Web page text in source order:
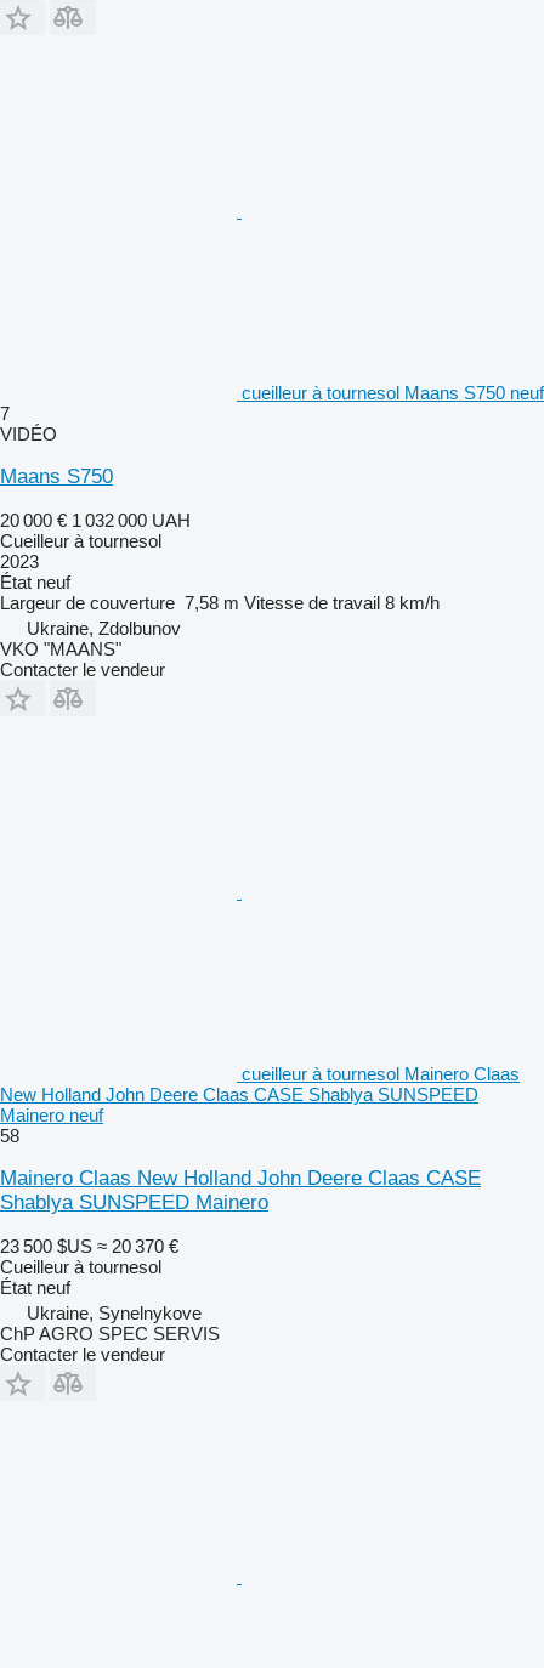
cueilleur à tournesol Maans S750 neuf
7
VIDÉO
Maans S750
20 000 € 1 032 000 UAH
Cueilleur à tournesol
2023
État neuf
Largeur de couverture 7,58 m Vitesse de travail 8 km/h
Ukraine, Zdolbunov
VKO "MAANS"
Contacter le vendeur
cueilleur à tournesol Mainero Claas
New Holland John Deere Claas CASE Shablya SUNSPEED
Mainero neuf
58
Mainero Claas New Holland John Deere Claas CASE
Shablya SUNSPEED Mainero
23 500 $US ≈ 20 370 €
Cueilleur à tournesol
État neuf
Ukraine, Synelnykove
ChP AGRO SPEC SERVIS
Contacter le vendeur